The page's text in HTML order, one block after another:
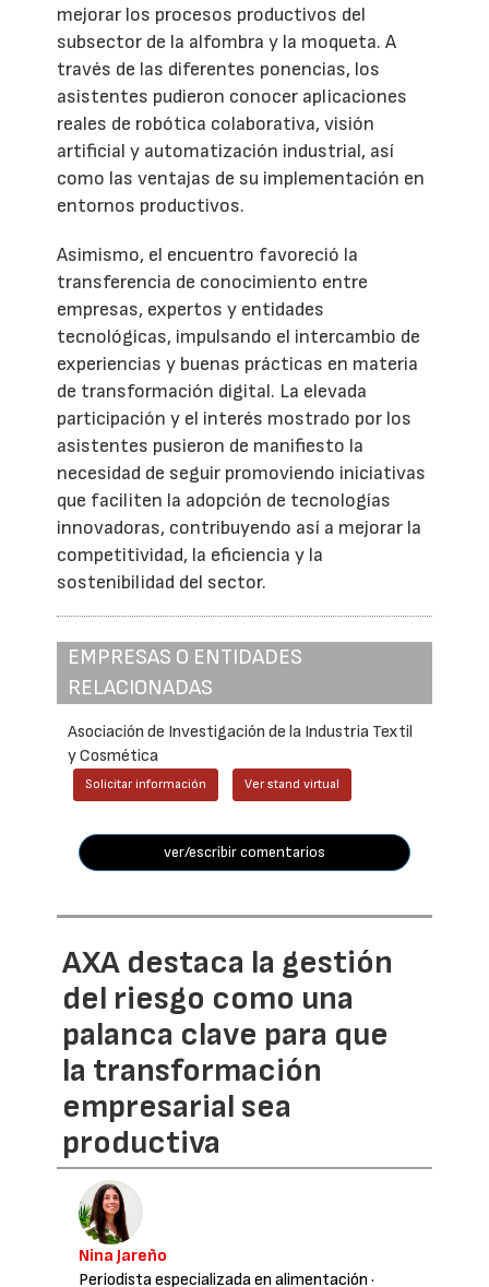
mejorar los procesos productivos del
subsector de la alfombra y la moqueta. A
través de las diferentes ponencias, los
asistentes pudieron conocer aplicaciones
reales de robótica colaborativa, visión
artificial y automatización industrial, así
como las ventajas de su implementación en
entornos productivos.
Asimismo, el encuentro favoreció la
transferencia de conocimiento entre
empresas, expertos y entidades
tecnológicas, impulsando el intercambio de
experiencias y buenas prácticas en materia
de transformación digital. La elevada
participación y el interés mostrado por los
asistentes pusieron de manifiesto la
necesidad de seguir promoviendo iniciativas
que faciliten la adopción de tecnologías
innovadoras, contribuyendo así a mejorar la
competitividad, la eficiencia y la
sostenibilidad del sector.
EMPRESAS O ENTIDADES
RELACIONADAS
Asociación de Investigación de la Industria Textil
y Cosmética
Solicitar información Ver stand virtual
ver/escribir comentarios
AXA destaca la gestión
del riesgo como una
palanca clave para que
la transformación
empresarial sea
productiva
Nina Jareño
Periodista especializada en alimentación ·